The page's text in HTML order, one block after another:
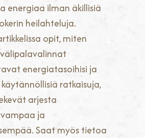
energiaa ilman äkillisiä
heilahteluja.
opit, miten
energiatasoihisi ja
ratkaisuja,
arjesta
ja
Saat myös tietoa